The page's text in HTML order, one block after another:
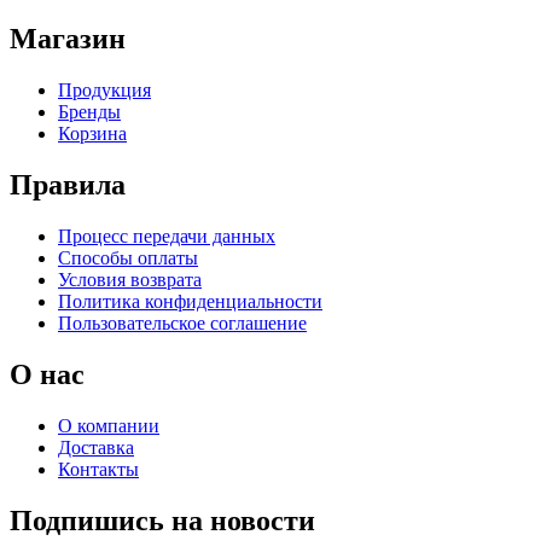
Магазин
Продукция
Бренды
Корзина
Правила
Процесс передачи данных
Способы оплаты
Условия возврата
Политика конфиденциальности
Пользовательское соглашение
О нас
О компании
Доставка
Контакты
Подпишись на новости